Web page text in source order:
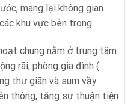
mang lại không gian
khu vực bên trong.
chung nằm ở trung tâm
rãi, phòng gia đình (
thư giãn và sum vầy.
thông, tăng sự thuận tiện